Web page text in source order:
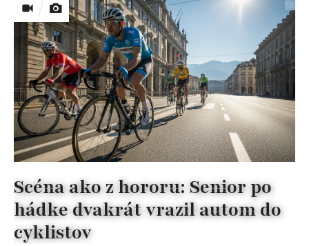
Scéna ako z hororu: Senior po
hádke dvakrát vrazil autom do
cyklistov